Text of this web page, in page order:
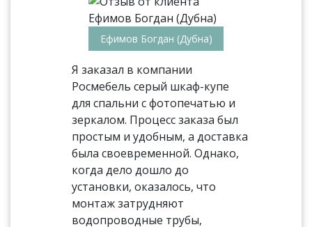
Ефимов Богдан (Дубна)
Я заказал в компании
Росмебель серый шкаф-купе
для спальни с фотопечатью и
зеркалом. Процесс заказа был
простым и удобным, а доставка
была своевременной. Однако,
когда дело дошло до
установки, оказалось, что
монтаж затрудняют
водопроводные трубы,